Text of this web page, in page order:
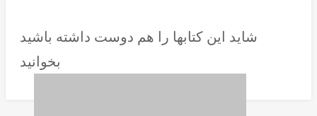
شاید این کتابها را هم دوست داشته باشید
بخوانید